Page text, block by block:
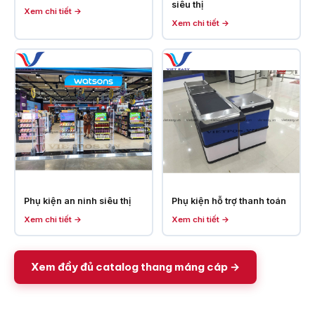
Xem chi tiết →
siêu thị
Xem chi tiết →
Phụ kiện an ninh siêu thị
Xem chi tiết →
Phụ kiện hỗ trợ thanh toán
Xem chi tiết →
Xem đầy đủ catalog thang máng cáp →